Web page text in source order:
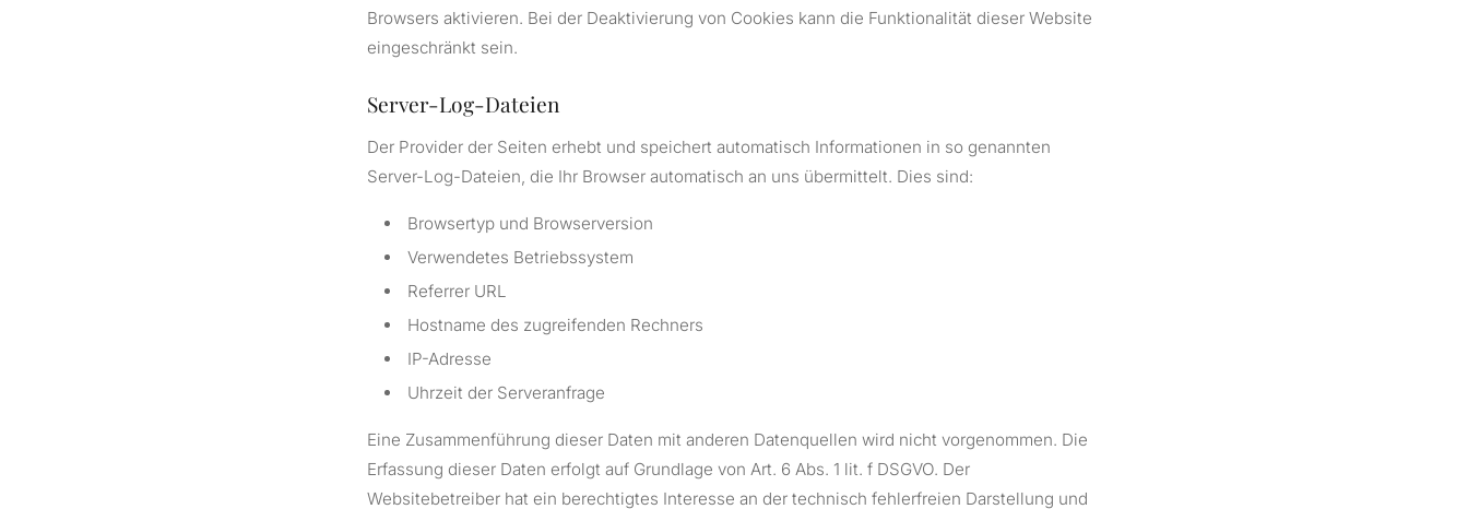
Browsers aktivieren. Bei der Deaktivierung von Cookies kann die Funktionalität dieser Website
eingeschränkt sein.
Server-Log-Dateien
Der Provider der Seiten erhebt und speichert automatisch Informationen in so genannten
Server-Log-Dateien, die Ihr Browser automatisch an uns übermittelt. Dies sind:
Browsertyp und Browserversion
Verwendetes Betriebssystem
Referrer URL
Hostname des zugreifenden Rechners
IP-Adresse
Uhrzeit der Serveranfrage
Eine Zusammenführung dieser Daten mit anderen Datenquellen wird nicht vorgenommen. Die
Erfassung dieser Daten erfolgt auf Grundlage von Art. 6 Abs. 1 lit. f DSGVO. Der
Websitebetreiber hat ein berechtigtes Interesse an der technisch fehlerfreien Darstellung und